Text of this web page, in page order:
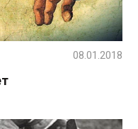
08.01.2018